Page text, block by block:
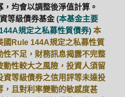
均會以調整後淨值計算。
等級債券基金 (本基金主要
規定之私募性質債券) 本
國Rule 144A規定之私募性質
性不足，財務訊息揭露不完整
動性較大之風險，投資人須留
資等級債券之信用評等未達投
，且對利率變動的敏感度甚